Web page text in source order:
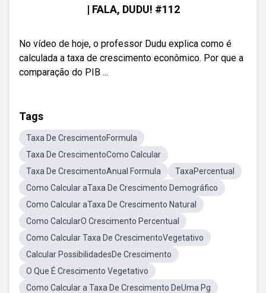
| FALA, DUDU! #112
No vídeo de hoje, o professor Dudu explica como é
calculada a taxa de crescimento econômico. Por que a
comparação do PIB ...
Tags
Taxa De CrescimentoFormula
Taxa De CrescimentoComo Calcular
Taxa De CrescimentoAnual Formula
TaxaPercentual
Como Calcular aTaxa De Crescimento Demográfico
Como Calcular aTaxa De Crescimento Natural
Como CalcularO Crescimento Percentual
Como Calcular Taxa De CrescimentoVegetativo
Calcular PossibilidadesDe Crescimento
O Que É Crescimento Vegetativo
Como Calcular a Taxa De Crescimento DeUma Pg